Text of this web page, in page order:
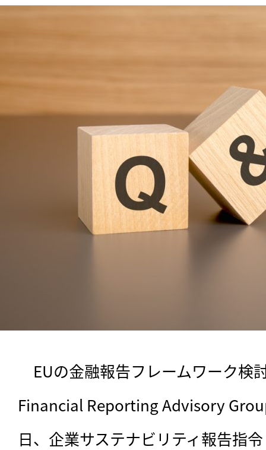
EUの金融報告フレームワーク検
Financial Reporting Advisory
日、企業サステナビリティ報告指